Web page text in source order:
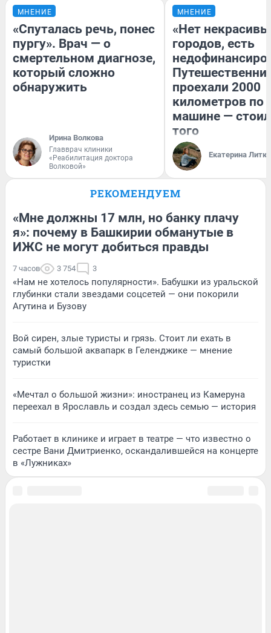
МНЕНИЕ
«Спуталась речь, понес
пургу». Врач — о
смертельном диагнозе,
который сложно
обнаружить
Ирина Волкова
Главврач клиники
«Реабилитация доктора
Волковой»
МНЕНИЕ
«Нет
городов, есть
проехали 2000
километров по
машине —
того
Екатерина
РЕКОМЕНДУЕМ
«Мне должны 17 млн, но банку плачу
я»: почему в Башкирии обманутые в
ИЖС не могут добиться правды
7 часов 3 754 3
«Нам не хотелось популярности». Бабушки из уральской
глубинки стали звездами соцсетей — они покорили
Агутина и Бузову
Вой сирен, злые туристы и грязь. Стоит ли ехать в
самый большой аквапарк в Геленджике — мнение
туристки
«Мечтал о большой жизни»: иностранец из Камеруна
переехал в Ярославль и создал здесь семью — история
Работает в клинике и играет в театре — что известно о
сестре Вани Дмитриенко, оскандалившейся на концерте
в «Лужниках»